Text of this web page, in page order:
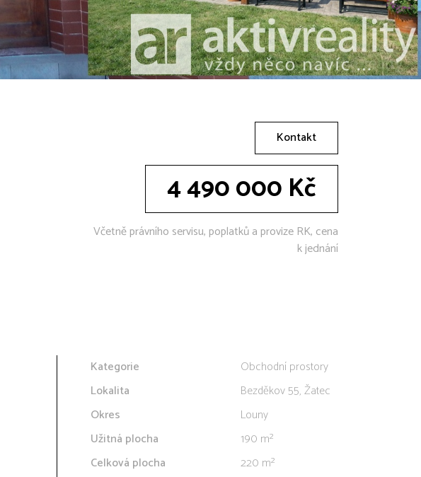
Kontakt
4 490 000 Kč
Včetně právního servisu, poplatků a provize RK, cena
k jednání
Kategorie
Obchodní prostory
Lokalita
Bezděkov 55, Žatec
Okres
Louny
Užitná plocha
190 m²
Celková plocha
220 m²